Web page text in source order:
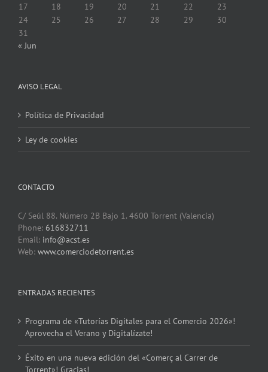
17
18 19 20 21 22
23
24
25 26 27 28 29
30
31
« Jun
AVISO LEGAL
Política de Privacidad
Ley de cookies
CONTACTO
C/ Seúl 88. Número 2B Bajo 1. 4600 Torrent (Valencia)
Phone: 616832711
Email: info@acst.es
Web: www.comerciodetorrent.es
ENTRADAS RECIENTES
Programa de «Tutorías Digitales para el Comercio 2026»!
Aprovecha el Verano y Digitalízate!
Éxito en una nueva edición del «Comerç al Carrer de
Torrent»! Gracias!